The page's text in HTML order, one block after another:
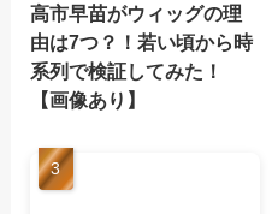
高市早苗がウィッグの理
由は7つ？！若い頃から時
系列で検証してみた！
【画像あり】